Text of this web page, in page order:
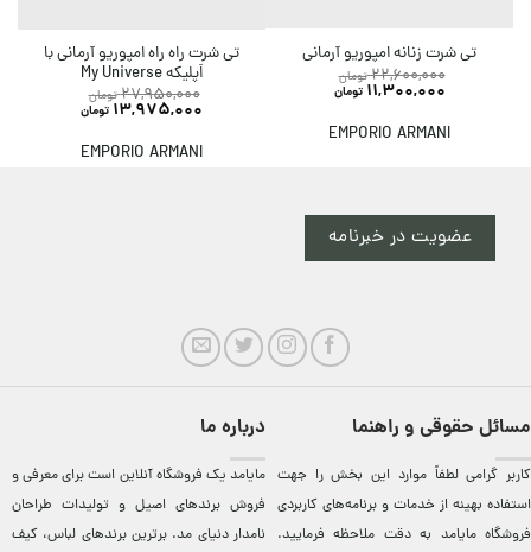
تی شرت زنانه امپوریو آرمانی
22,600,000 تومان
11,300,000 تومان
EMPORIO ARMANI
تی شرت راه راه امپوریو آرمانی با
اَپلیکه My Universe
27,950,000 تومان
13,975,000 تومان
EMPORIO ARMANI
عضویت در خبرنامه
مسائل حقوقی و راهنما
کاربر گرامی لطفاً موارد این بخش را جهت
استفاده بهینه از خدمات و برنامه‌‏های کاربردی
فروشگاه مایامد به دقت ملاحظه فرمایید.
درباره ما
مایامد يک فروشگاه آنلاين است برای معرفی و
فروش برندهای اصيل و توليدات طراحان
نامدار دنيای مد. برترين‌ برندهای لباس، کيف